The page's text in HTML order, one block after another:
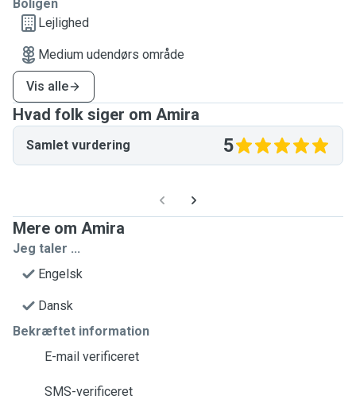
Boligen
Lejlighed
Medium udendørs område
Vis alle
Hvad folk siger om Amira
Samlet vurdering 5
Mere om Amira
Jeg taler ...
Engelsk
Dansk
Bekræftet information
E-mail verificeret
SMS-verificeret